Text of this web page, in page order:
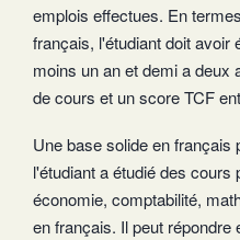
emplois effectues. En
français, l'étudiant doit avoir
moins un an et demi a deux
de cours et un score TCF
Une base solide en français
l'étudiant a étudié des cours
économie, comptabilité,
en français. Il peut